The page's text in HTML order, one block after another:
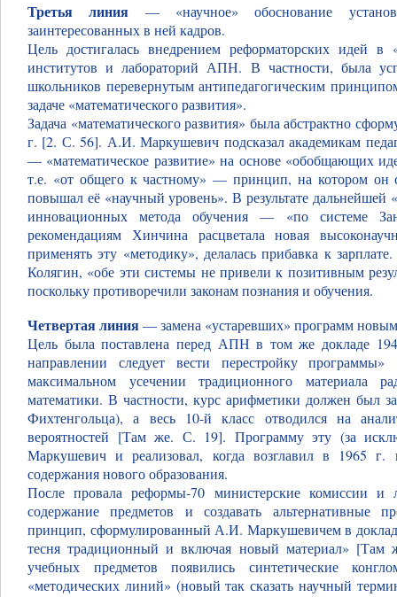
Третья линия — «научное» обоснование
заинтересованных в ней кадров.
Цель достигалась внедрением реформаторских идей в
институтов и лабораторий АПН. В частности, была
школьников перевернутым антипедагогическим
задаче «математического развития».
Задача «математического развития» была абстрактно
г. [2. С. 56]. А.И. Маркушевич подсказал академикам
— «математическое развитие» на основе «обобщающих
т.е. «от общего к частному» — принцип, на котором он
повышал её «научный уровень». В результате дальнейшей
инновационных метода обучения — «по системе
рекомендациям Хинчина расцветала новая
применять эту «методику», делалась прибавка к
Колягин, «обе эти системы не привели к позитивным
поскольку противоречили законам познания и обучения.
Четвертая линия— замена «устаревших» программ
Цель была поставлена перед АПН в том же докладе
направлении следует вести перестройку
максимальном усечении традиционного материала
математики. В частности, курс арифметики должен был
Фихтенгольца), а весь 10-й класс отводился на
вероятностей [Там же. С. 19]. Программу эту (за
Маркушевич и реализовал, когда возглавил в
содержания нового образования.
После провала реформы-70 министерские комиссии и
содержание предметов и создавать альтернативные
принцип, сформулированный А.И. Маркушевичем в
тесня традиционный и включая новый материал» [Там
учебных предметов появились синтетические
«методических линий» (новый так сказать научный